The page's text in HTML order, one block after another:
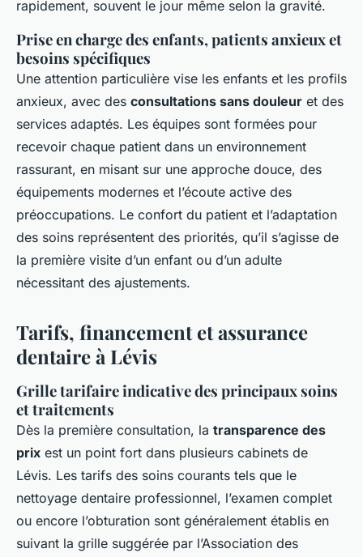
rapidement, souvent le jour même selon la gravité.
Prise en charge des enfants, patients anxieux et
besoins spécifiques
Une attention particulière vise les enfants et les profils
anxieux, avec des consultations sans douleur et des
services adaptés. Les équipes sont formées pour
recevoir chaque patient dans un environnement
rassurant, en misant sur une approche douce, des
équipements modernes et l’écoute active des
préoccupations. Le confort du patient et l’adaptation
des soins représentent des priorités, qu’il s’agisse de
la première visite d’un enfant ou d’un adulte
nécessitant des ajustements.
Tarifs, financement et assurance
dentaire à Lévis
Grille tarifaire indicative des principaux soins
et traitements
Dès la première consultation, la transparence des
prix est un point fort dans plusieurs cabinets de
Lévis. Les tarifs des soins courants tels que le
nettoyage dentaire professionnel, l’examen complet
ou encore l’obturation sont généralement établis en
suivant la grille suggérée par l’Association des